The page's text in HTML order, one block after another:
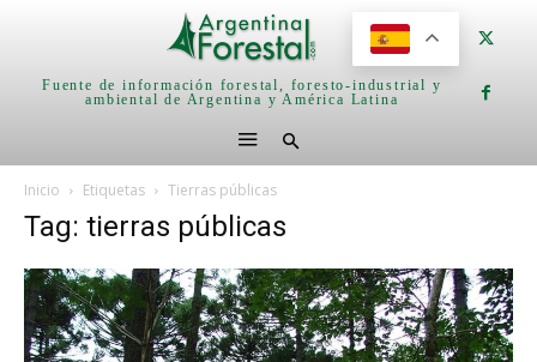
Fuente de información forestal, foresto-industrial y
ambiental de Argentina y América Latina
Inicio Etiquetas Tierras públicas
Tag: tierras públicas